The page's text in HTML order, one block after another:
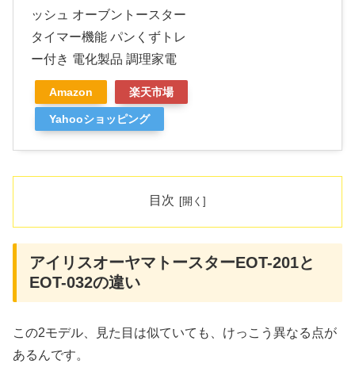
ッシュ オーブントースター
タイマー機能 パンくずトレ
ー付き 電化製品 調理家電
Amazon 楽天市場
Yahooショッピング
目次
アイリスオーヤマトースターEOT-201と
EOT-032の違い
この2モデル、見た目は似ていても、けっこう異なる点が
あるんです。